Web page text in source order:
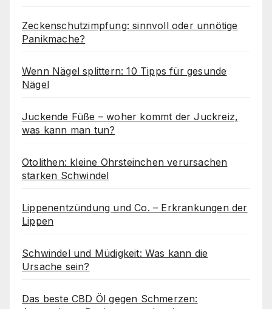
Zeckenschutzimpfung: sinnvoll oder unnötige
Panikmache?
Wenn Nägel splittern: 10 Tipps für gesunde
Nägel
Juckende Füße – woher kommt der Juckreiz,
was kann man tun?
Otolithen: kleine Ohrsteinchen verursachen
starken Schwindel
Lippenentzündung und Co. – Erkrankungen der
Lippen
Schwindel und Müdigkeit: Was kann die
Ursache sein?
Das beste CBD Öl gegen Schmerzen: